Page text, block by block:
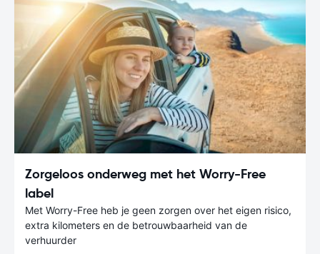
Zorgeloos onderweg met het Worry-Free
label
Met Worry-Free heb je geen zorgen over het eigen risico,
extra kilometers en de betrouwbaarheid van de
verhuurder